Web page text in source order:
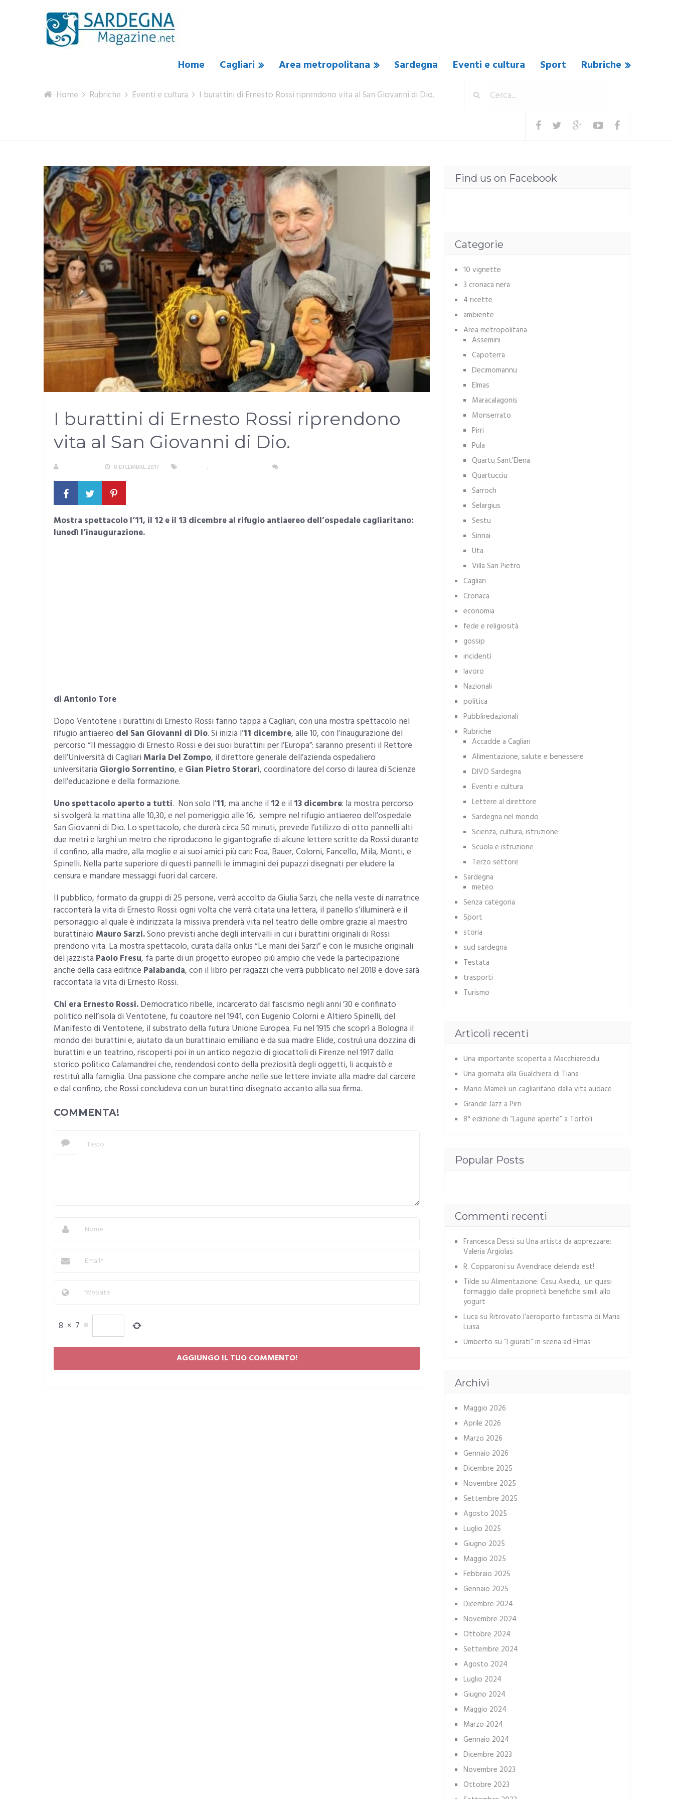
Home Cagliari Area metropolitana Sardegna Eventi e cultura Sport Rubriche
Home Rubriche Eventi e cultura I burattini di Ernesto Rossi riprendono vita al San Giovanni di Dio.
I burattini di Ernesto Rossi riprendono
vita al San Giovanni di Dio.
8 DICEMBRE 2017 ,
Mostra spettacolo l’11, il 12 e il 13 dicembre al rifugio antiaereo dell’ospedale cagliaritano:
lunedì l’inaugurazione.
di Antonio Tore
Dopo Ventotene i burattini di Ernesto Rossi fanno tappa a Cagliari, con una mostra spettacolo nel
rifugio antiaereo del San Giovanni di Dio. Si inizia l’11 dicembre, alle 10, con l’inaugurazione del
percorso “Il messaggio di Ernesto Rossi e dei suoi burattini per l’Europa”: saranno presenti il Rettore
dell’Università di Cagliari Maria Del Zompo, il direttore generale dell’azienda ospedaliero
universitaria Giorgio Sorrentino, e Gian Pietro Storari, coordinatore del corso di laurea di Scienze
dell’educazione e della formazione.
Uno spettacolo aperto a tutti. Non solo l’11, ma anche il 12e il 13 dicembre: la mostra percorso
si svolgerà la mattina alle 10,30, e nel pomeriggio alle 16, sempre nel rifugio antiaereo dell’ospedale
San Giovanni di Dio. Lo spettacolo, che durerà circa 50 minuti, prevede l’utilizzo di otto pannelli alti
due metri e larghi un metro che riproducono le gigantografie di alcune lettere scritte da Rossi durante
il confino, alla madre, alla moglie e ai suoi amici più cari: Foa, Bauer, Colorni, Fancello, Mila, Monti, e
Spinelli. Nella parte superiore di questi pannelli le immagini dei pupazzi disegnati per eludere la
censura e mandare messaggi fuori dal carcere.
Il pubblico, formato da gruppi di 25 persone, verrà accolto da Giulia Sarzi, che nella veste di narratrice
racconterà la vita di Ernesto Rossi: ogni volta che verrà citata una lettera, il panello s’illuminerà e il
personaggio al quale è indirizzata la missiva prenderà vita nel teatro delle ombre grazie al maestro
burattinaio Mauro Sarzi.Sono previsti anche degli intervalli in cui i burattini originali di Rossi
prendono vita. La mostra spettacolo, curata dalla onlus “Le mani dei Sarzi” e con le musiche originali
del jazzista Paolo Fresu, fa parte di un progetto europeo più ampio che vede la partecipazione
anche della casa editrice Palabanda, con il libro per ragazzi che verrà pubblicato nel 2018 e dove sarà
raccontata la vita di Ernesto Rossi.
Chi era Ernesto Rossi.Democratico ribelle, incarcerato dal fascismo negli anni ’30 e confinato
politico nell’isola di Ventotene, fu coautore nel 1941, con Eugenio Colorni e Altiero Spinelli, del
Manifesto di Ventotene, il substrato della futura Unione Europea. Fu nel 1915 che scoprì a Bologna il
mondo dei burattini e, aiutato da un burattinaio emiliano e da sua madre Elide, costruì una dozzina di
burattini e un teatrino, riscoperti poi in un antico negozio di giocattoli di Firenze nel 1917 dallo
storico politico Calamandrei che, rendendosi conto della preziosità degli oggetti, li acquistò e
restituì alla famiglia. Una passione che compare anche nelle sue lettere inviate alla madre dal carcere
e dal confino, che Rossi concludeva con un burattino disegnato accanto alla sua firma.
COMMENTA!
8 × 7 =
Find us on Facebook
Categorie
10 vignette
3 cronaca nera
4 ricette
ambiente
Area metropolitana
Assemini
Capoterra
Decimomannu
Elmas
Maracalagonis
Monserrato
Pirri
Pula
Quartu Sant'Elena
Quartucciu
Sarroch
Selargius
Sestu
Sinnai
Uta
Villa San Pietro
Cagliari
Cronaca
economia
fede e religiosità
gossip
incidenti
lavoro
Nazionali
politica
Pubbliredazionali
Rubriche
Accadde a Cagliari
Alimentazione, salute e benessere
DIVO Sardegna
Eventi e cultura
Lettere al direttore
Sardegna nel mondo
Scienza, cultura, istruzione
Scuola e istruzione
Terzo settore
Sardegna
meteo
Senza categoria
Sport
storia
sud sardegna
Testata
trasporti
Turismo
Articoli recenti
Una importante scoperta a Macchiareddu
Una giornata alla Gualchiera di Tiana
Mario Mameli un cagliaritano dalla vita audace
Grande Jazz a Pirri
8° edizione di “Lagune aperte” a Tortolì
Popular Posts
Commenti recenti
Francesca Dessi su Una artista da apprezzare:
Valeria Argiolas
R. Copparoni su Avendrace delenda est!
Tilde su Alimentazione: Casu Axedu, un quasi
formaggio dalle proprietà benefiche simili allo
yogurt
Luca su Ritrovato l’aeroporto fantasma di Maria
Luisa
Umberto su “I giurati” in scena ad Elmas
Archivi
Maggio 2026
Aprile 2026
Marzo 2026
Gennaio 2026
Dicembre 2025
Novembre 2025
Settembre 2025
Agosto 2025
Luglio 2025
Giugno 2025
Maggio 2025
Febbraio 2025
Gennaio 2025
Dicembre 2024
Novembre 2024
Ottobre 2024
Settembre 2024
Agosto 2024
Luglio 2024
Giugno 2024
Maggio 2024
Marzo 2024
Gennaio 2024
Dicembre 2023
Novembre 2023
Ottobre 2023